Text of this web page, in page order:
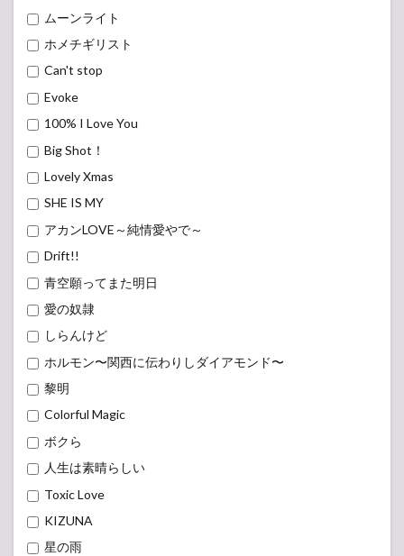
ムーンライト
ホメチギリスト
Can't stop
Evoke
100% I Love You
Big Shot！
Lovely Xmas
SHE IS MY
アカンLOVE～純情愛やで～
Drift!!
青空願ってまた明日
愛の奴隷
しらんけど
ホルモン〜関西に伝わりしダイアモンド〜
黎明
Colorful Magic
ボクら
人生は素晴らしい
Toxic Love
KIZUNA
星の雨